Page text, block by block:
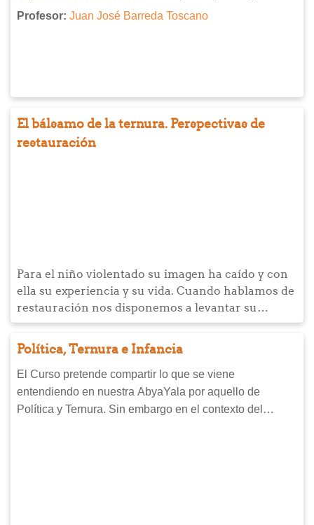
vigencia y aún sus posibilidades de ser un buen
humana integralmente.
Profesor: Juan José Barreda Toscano
El bálsamo de la ternura. Perspectivas de
restauración
Para el niño violentado su imagen ha caído y con
ella su experiencia y su vida. Cuando hablamos de
restauración nos disponemos a levantar su
imagen, levantar sus ojos hacia nuevas
experiencias que le brinden esperanza, levantar el
vuelo de su vida. Exploraremos estas temáticas en
el desafío al que nos invita este curso.
Política, Ternura e Infancia
El Curso pretende compartir lo que se viene
entendiendo en nuestra AbyaYala por aquello de
Política y Ternura. Sin embargo en el contexto del